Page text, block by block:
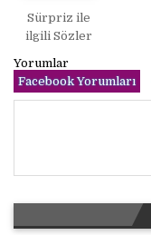
Sürpriz ile
ilgili Sözler
Yorumlar
Facebook Yorumları